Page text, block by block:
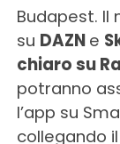
Budapest.
su DAZN e
chiaro su
potranno
l’app su
collegando